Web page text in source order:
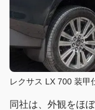
レクサス LX 700 装甲
同社は、外観をほ